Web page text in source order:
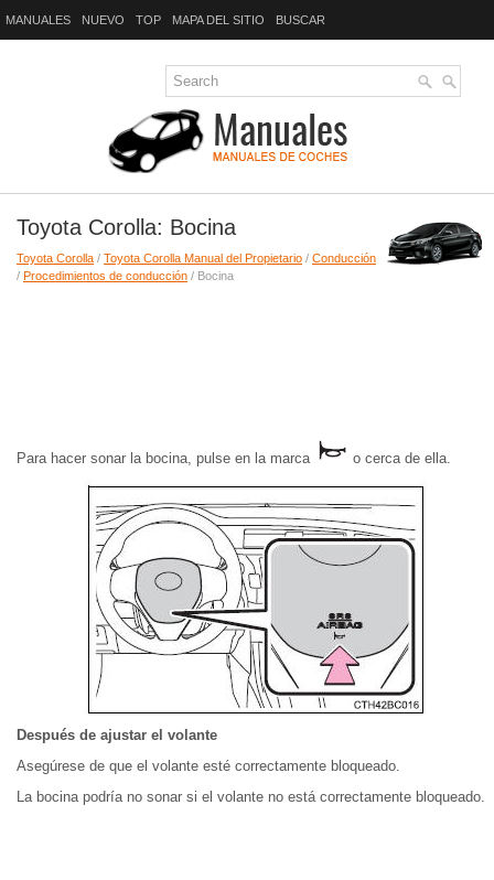
MANUALES NUEVO TOP MAPA DEL SITIO BUSCAR
Toyota Corolla: Bocina
Toyota Corolla / Toyota Corolla Manual del Propietario / Conducción
/ Procedimientos de conducción / Bocina
Para hacer sonar la bocina, pulse en la marca o cerca de ella.
Después de ajustar el volante
Asegúrese de que el volante esté correctamente bloqueado.
La bocina podría no sonar si el volante no está correctamente bloqueado.